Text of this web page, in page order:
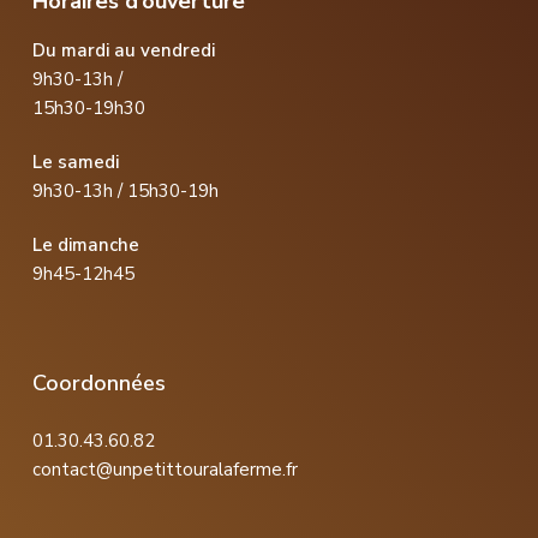
Du mardi au vendredi
9h30-13h /
15h30-19h30
Le samedi
9h30-13h / 15h30-19h
Le dimanche
9h45-12h45
Coordonnées
01.30.43.60.82
contact@unpetittouralaferme.fr